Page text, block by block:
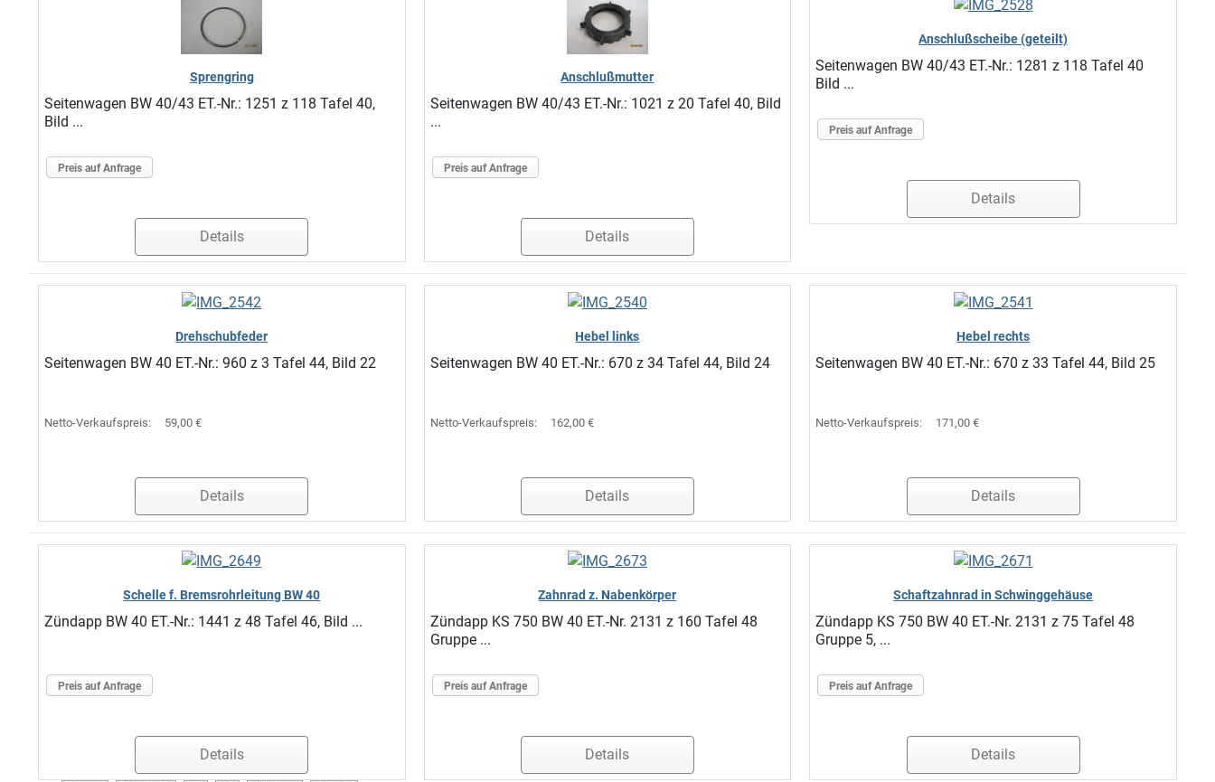
Sprengring
Seitenwagen BW 40/43 ET.-Nr.: 1251 z 118 Tafel 40,
Bild ...
Preis auf Anfrage
Details
Anschlußmutter
Seitenwagen BW 40/43 ET.-Nr.: 1021 z 20 Tafel 40, Bild
...
Preis auf Anfrage
Details
Anschlußscheibe (geteilt)
Seitenwagen BW 40/43 ET.-Nr.: 1281 z 118 Tafel 40
Bild ...
Preis auf Anfrage
Details
Drehschubfeder
Seitenwagen BW 40 ET.-Nr.: 960 z 3 Tafel 44, Bild 22
Netto-Verkaufspreis: 59,00 €
Details
Hebel links
Seitenwagen BW 40 ET.-Nr.: 670 z 34 Tafel 44, Bild 24
Netto-Verkaufspreis: 162,00 €
Details
Hebel rechts
Seitenwagen BW 40 ET.-Nr.: 670 z 33 Tafel 44, Bild 25
Netto-Verkaufspreis: 171,00 €
Details
Schelle f. Bremsrohrleitung BW 40
Zündapp BW 40 ET.-Nr.: 1441 z 48 Tafel 46, Bild ...
Preis auf Anfrage
Details
Zahnrad z. Nabenkörper
Zündapp KS 750 BW 40 ET.-Nr. 2131 z 160 Tafel 48
Gruppe ...
Preis auf Anfrage
Details
Schaftzahnrad in Schwinggehäuse
Zündapp KS 750 BW 40 ET.-Nr. 2131 z 75 Tafel 48
Gruppe 5, ...
Preis auf Anfrage
Details